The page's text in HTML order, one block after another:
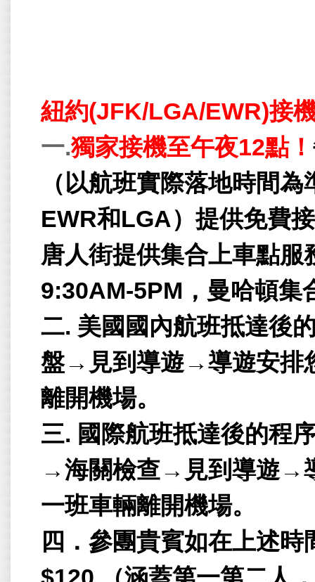
紐約(JFK/LGA/EWR)接
一.獨家接機至午夜12點！
（以航班實際落地時間為
EWR和LGA）提供免費
唐人街提供集合上車點服
9:30AM-5PM ，曼哈頓集
二. 美國國內航班抵達後
盤→ 見到導遊→導遊安排
離開機場。
三. 國際航班抵達後的程
→海關檢查→ 見到導遊→
一班車輛離開機場。
四 ． 參團貴賓如在上述時